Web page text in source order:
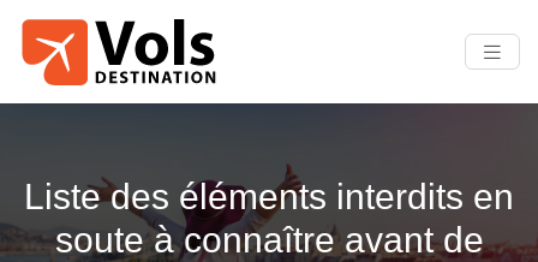
Liste des éléments interdits en
soute à connaître avant de